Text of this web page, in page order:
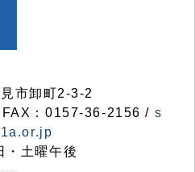
市卸町2-3-2
：0157-36-2156 / s
・土曜午後